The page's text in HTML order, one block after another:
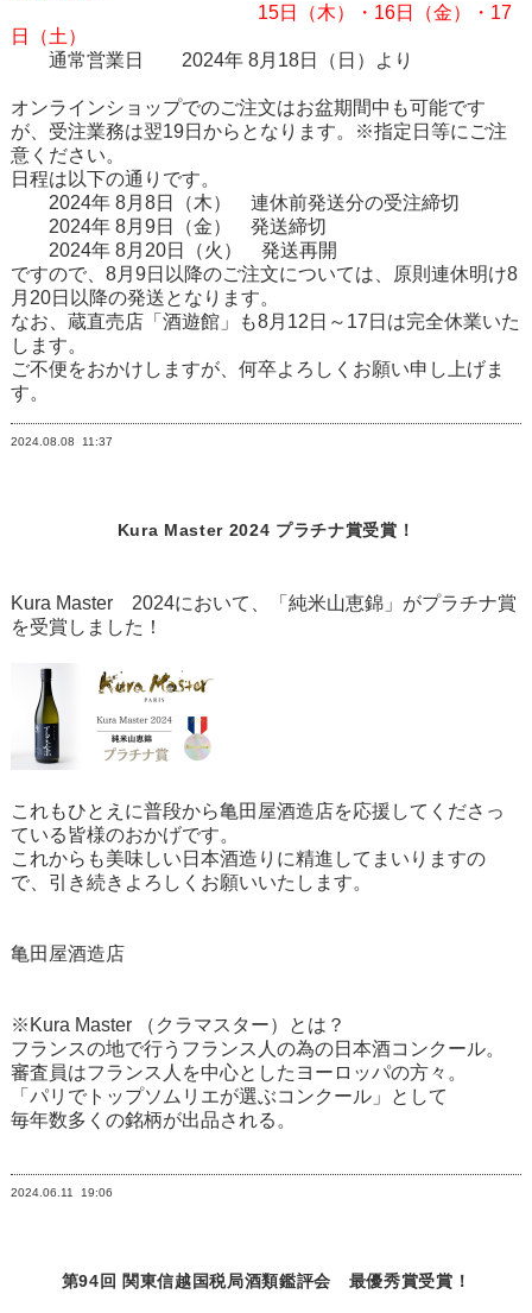
15日（木）・16日（金）・17
日（土）
通常営業日 2024年 8月18日（日）より
オンラインショップでのご注文はお盆期間中も可能です
が、受注業務は翌19日からとなります。※指定日等にご注
意ください。
日程は以下の通りです。
2024年 8月8日（木） 連休前発送分の受注締切
2024年 8月9日（金） 発送締切
2024年 8月20日（火） 発送再開
ですので、8月9日以降のご注文については、原則連休明け8
月20日以降の発送となります。
なお、蔵直売店「酒遊館」も8月12日～17日は完全休業いた
します。
ご不便をおかけしますが、何卒よろしくお願い申し上げま
す。
2024.08.08 11:37
Kura Master 2024 プラチナ賞受賞！
Kura Master 2024において、「純米山恵錦」がプラチナ賞
を受賞しました！
これもひとえに普段から亀田屋酒造店を応援してくださっ
ている皆様のおかげです。
これからも美味しい日本酒造りに精進してまいりますの
で、引き続きよろしくお願いいたします。
亀田屋酒造店
※Kura Master （クラマスター）とは？
フランスの地で行うフランス人の為の日本酒コンクール。
審査員はフランス人を中心としたヨーロッパの方々。
「パリでトップソムリエが選ぶコンクール」として
毎年数多くの銘柄が出品される。
2024.06.11 19:06
第94回 関東信越国税局酒類鑑評会 最優秀賞受賞！